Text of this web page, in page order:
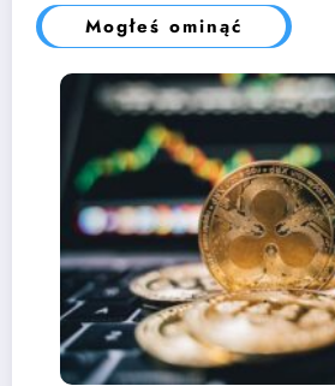
Mogłeś ominąć